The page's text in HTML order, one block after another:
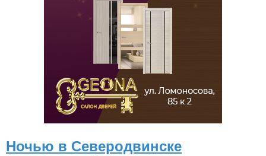
Ночью в Северодвинске